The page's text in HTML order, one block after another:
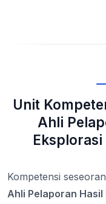
Unit
Ahli
Kompetensi
Ahli Pelaporan